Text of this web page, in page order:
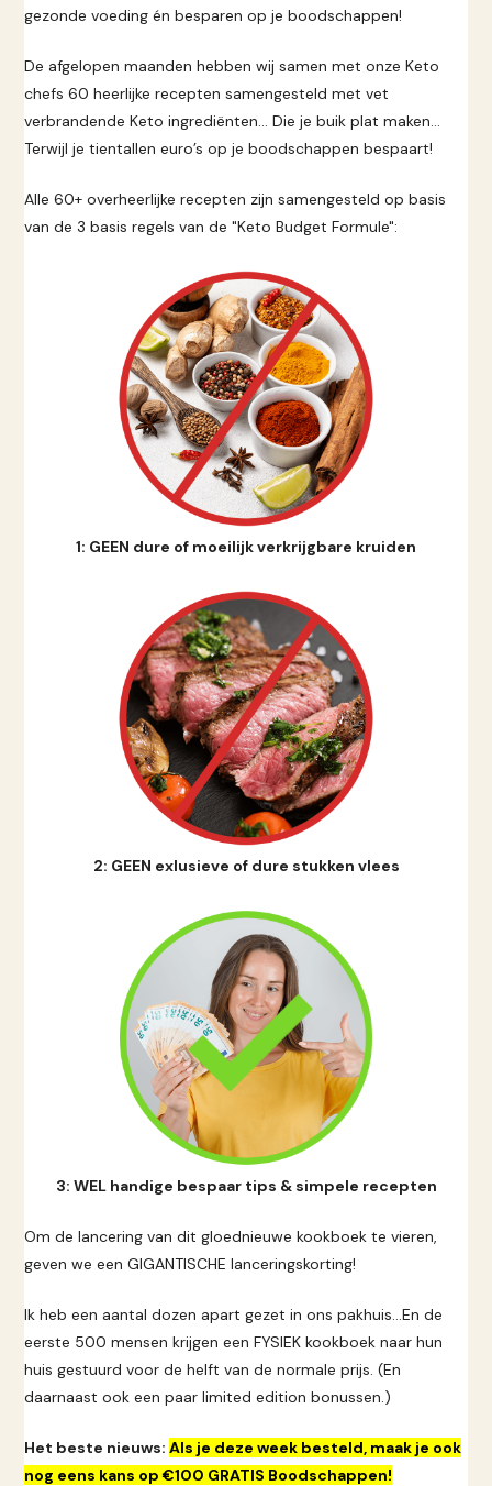
gezonde voeding én besparen op je boodschappen!
De afgelopen maanden hebben wij samen met onze Keto
chefs 60 heerlijke recepten samengesteld met vet
verbrandende Keto ingrediënten… Die je buik plat maken…
Terwijl je tientallen euro’s op je boodschappen bespaart!
Alle 60+ overheerlijke recepten zijn samengesteld op basis
van de 3 basis regels van de "Keto Budget Formule":
1: GEEN dure of moeilijk verkrijgbare kruiden
2: GEEN exlusieve of dure stukken vlees
3: WEL handige bespaar tips & simpele recepten
Om de lancering van dit gloednieuwe kookboek te vieren,
geven we een GIGANTISCHE lanceringskorting!
Ik heb een aantal dozen apart gezet in ons pakhuis…En de
eerste 500 mensen krijgen een FYSIEK kookboek naar hun
huis gestuurd voor de helft van de normale prijs. (En
daarnaast ook een paar limited edition bonussen.)
Het beste nieuws:Als je deze week besteld, maak je ook
nog eens kans op €100 GRATIS Boodschappen!